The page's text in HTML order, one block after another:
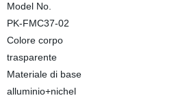
Model No.
PK-FMC37-02
Colore corpo
trasparente
Materiale di base
alluminio+nichel